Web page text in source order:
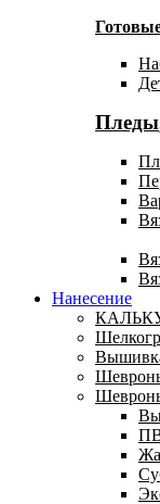
Пледы
Нанесение